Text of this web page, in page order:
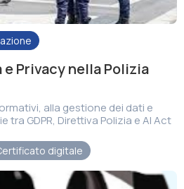
Privacy nella Polizia
alla gestione dei dati e
GDPR, Direttiva Polizia e AI Act
digitale